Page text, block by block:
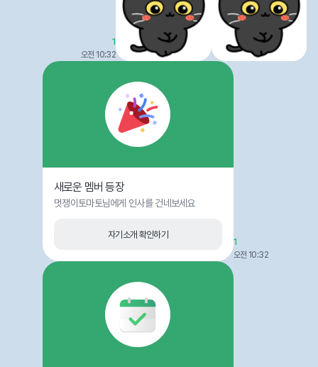
1
오전 10:32
새로운 멤버 등장
멋쟁이토마토님에게 인사를 건네보세요
자기소개 확인하기
1
오전 10:32